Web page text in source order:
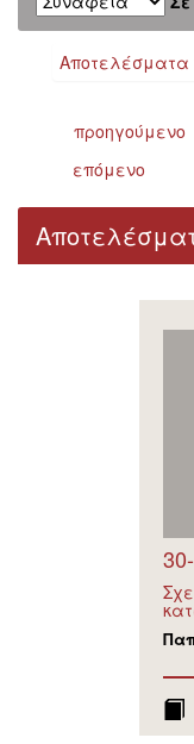
Αποτελέσματα
προηγούμενο
επόμενο